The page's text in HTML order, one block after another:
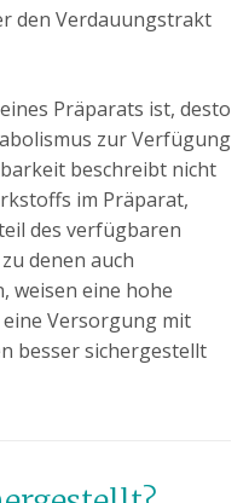
den Verdauungstrakt
Präparats ist, desto
zur Verfügung
beschreibt nicht
im Präparat,
des verfügbaren
denen auch
weisen eine hohe
Versorgung mit
besser sichergestellt